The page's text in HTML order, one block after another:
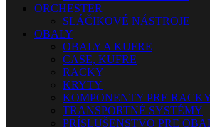
ORCHESTER
SLÁČIKOVÉ NÁSTROJE
OBALY
OBALY A KUFRE
CASE, KUFRE
RACKY
KRYTY
KOMPONENTY PRE
TRANSPORTNÉ SYSTÉMY
PRÍSLUŠENSTVO PRE